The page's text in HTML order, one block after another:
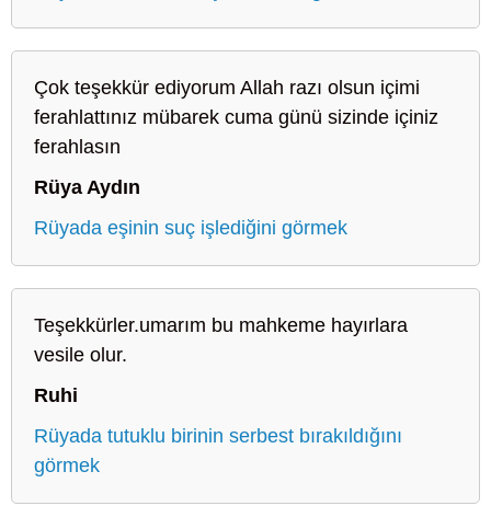
Çok teşekkür ediyorum Allah razı olsun içimi
ferahlattınız mübarek cuma günü sizinde içiniz
ferahlasın
Rüya Aydın
Rüyada eşinin suç işlediğini görmek
Teşekkürler.umarım bu mahkeme hayırlara
vesile olur.
Ruhi
Rüyada tutuklu birinin serbest bırakıldığını
görmek